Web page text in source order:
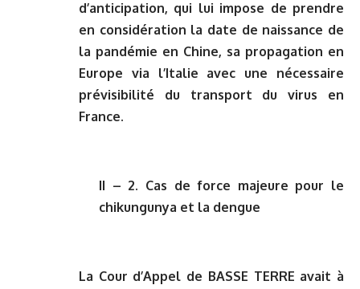
d’anticipation, qui lui impose de prendre
en considération la date de naissance de
la pandémie en Chine, sa propagation en
Europe via l’Italie avec une nécessaire
prévisibilité du transport du virus en
France.
II – 2. Cas de force majeure pour le
chikungunya et la dengue
La Cour d’Appel de BASSE TERRE avait à